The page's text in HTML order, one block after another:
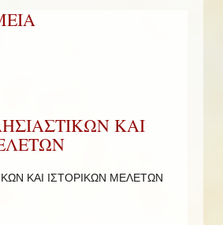
ΚΑΙ
ΚΑΙ ΙΣΤΟΡΙΚΩΝ ΜΕΛΕΤΩΝ